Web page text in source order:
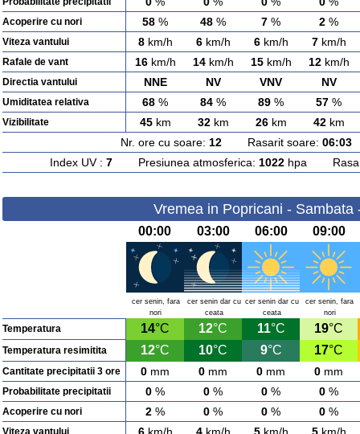
Acoperire cu nori 58 % 48 % 7 % 2 %
Viteza vantului 8km/h 6km/h 6km/h 7km/h
Rafale de vant 16km/h 14km/h 15km/h 12km/h
Directia vantului NNE NV VNV NV
Umiditatea relativa 68 % 84 % 89 % 57 %
Vizibilitate 45km 32km 26km 42km
Nr. ore cu soare: 12Rasarit soare: 06:03
Index UV : 7Presiunea atmosferica: 1022hpa
Vremea in Popricani - Sambata
00:00 03:00 06:00 09:00
cer senin, fara
nori
cer senin dar cu
ceata
cer senin dar cu
ceata
cer senin, fara
nori
Temperatura 14°C 12°C 11°C 19°C
Temperatura resimitita 12°C 10°C 9°C 17°C
Cantitate precipitatii 3 ore 0 mm 0 mm 0 mm 0 mm
Probabilitate precipitatii 0 % 0 % 0 % 0 %
Acoperire cu nori 2 % 0 % 0 % 0 %
Viteza vantului